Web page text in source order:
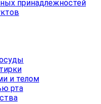
принадлежностей
и телом
рта